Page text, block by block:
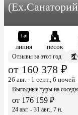
линия песок
Отзывы за этот год
от 160 378 ₽
26 авг. - 1 сент., 6 ночей
Выгодные туры на
от 176 159 ₽
24 авг. - 31 авг., 7 н.